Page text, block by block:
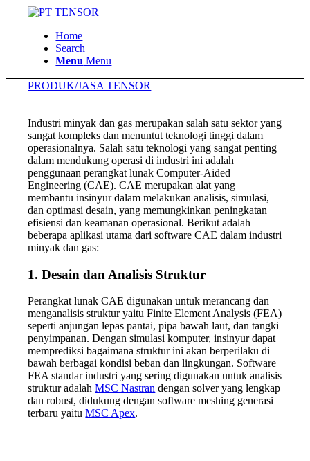
Home
Search
Menu Menu
PRODUK/JASA TENSOR
Industri minyak dan gas merupakan salah satu sektor yang
sangat kompleks dan menuntut teknologi tinggi dalam
operasionalnya. Salah satu teknologi yang sangat penting
dalam mendukung operasi di industri ini adalah
penggunaan perangkat lunak Computer-Aided
Engineering (CAE). CAE merupakan alat yang
membantu insinyur dalam melakukan analisis, simulasi,
dan optimasi desain, yang memungkinkan peningkatan
efisiensi dan keamanan operasional. Berikut adalah
beberapa aplikasi utama dari software CAE dalam industri
minyak dan gas:
1.Desain dan Analisis Struktur
Perangkat lunak CAE digunakan untuk merancang dan
menganalisis struktur yaitu Finite Element Analysis (FEA)
seperti anjungan lepas pantai, pipa bawah laut, dan tangki
penyimpanan. Dengan simulasi komputer, insinyur dapat
memprediksi bagaimana struktur ini akan berperilaku di
bawah berbagai kondisi beban dan lingkungan. Software
FEA standar industri yang sering digunakan untuk analisis
struktur adalahMSC Nastran dengan solver yang lengkap
dan robust, didukung dengan software meshing generasi
terbaru yaituMSC Apex.